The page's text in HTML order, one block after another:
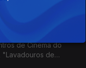
de Cinema do
"Lavadouros de